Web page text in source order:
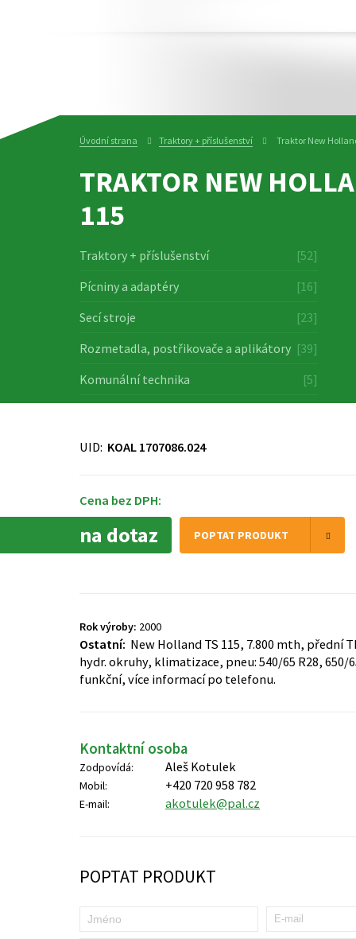
Úvodní strana Traktory + příslušenství Traktor New
TRAKTOR NEW
115
Traktory + příslušenství
[52]
Pícniny a adaptéry
[16]
Secí stroje
[23]
Rozmetadla, postřikovače a aplikátory [39]
Komunální technika
[5]
UID: KOAL 1707086.024
Cena bez DPH:
na dotaz POPTAT PRODUKT
Rok výroby: 2000
Ostatní: New Holland TS 115, 7.800 mth, přední
hydr. okruhy, klimatizace, pneu: 540/65 R28, 650/
funkční, více informací po telefonu.
Kontaktní osoba
Zodpovídá: Aleš Kotulek
Mobil: +420 720 958 782
E-mail: akotulek@pal.cz
POPTAT PRODUKT